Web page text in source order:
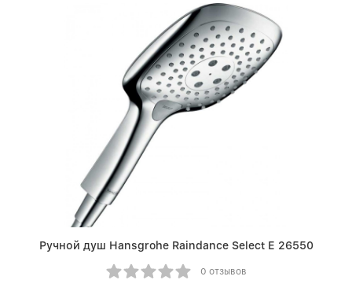
Ручной душ Hansgrohe Raindance Select Е 26550
0 отзывов